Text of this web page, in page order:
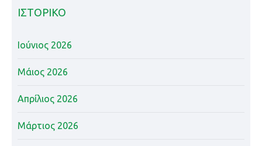
ΙΣΤΟΡΙΚΌ
Ιούνιος 2026
Μάιος 2026
Απρίλιος 2026
Μάρτιος 2026